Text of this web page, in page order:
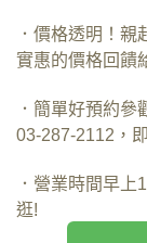
．價格透明！
實惠的價格回饋
．簡單好預約
03-287-2112，
．營業時間早
逛!